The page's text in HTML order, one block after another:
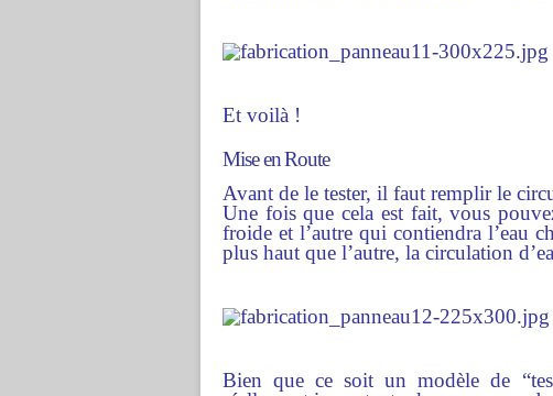
Et voilà !
Mise en Route
Avant de le tester, il faut remplir le
Une fois que cela est fait, vous
froide et l’autre qui contiendra l’eau
plus haut que l’autre, la circulation
Bien que ce soit un modèle de